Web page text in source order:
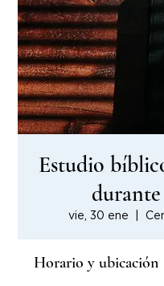
Estudio
vie, 30 ene
Horario y ubicación